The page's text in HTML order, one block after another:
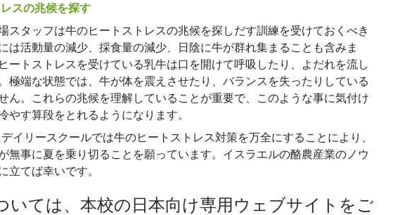
スの兆候を探す
スタッフは牛のヒートストレスの兆候を探しだす訓練を受けておくべき
は活動量の減少、採食量の減少、日陰に牛が群れ集まることも含みま
ートストレスを受けている乳牛は口を開けて呼吸したり、よだれを流し
極端な状態では、牛が体を震えさせたり、バランスを失ったりしている
ん。これらの兆候を理解していることが重要で、このような事に気付け
やす算段をとれるようになります。
イリースクールでは牛のヒートストレス対策を万全にすることにより、
無事に夏を乗り切ることを願っています。イスラエルの酪農産業のノウ
立てば幸いです。
いては、本校の日本向け専用ウェブサイトをご